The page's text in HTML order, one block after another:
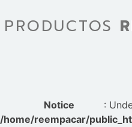
PRODUCTOS
Notice
:
/home/reempacar/